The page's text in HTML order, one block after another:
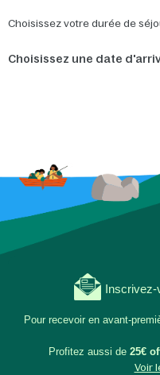
Choisissez votre durée de
Choisissez une date
Pour recevoir en avant-
Profitez aussi de 25€
Voir